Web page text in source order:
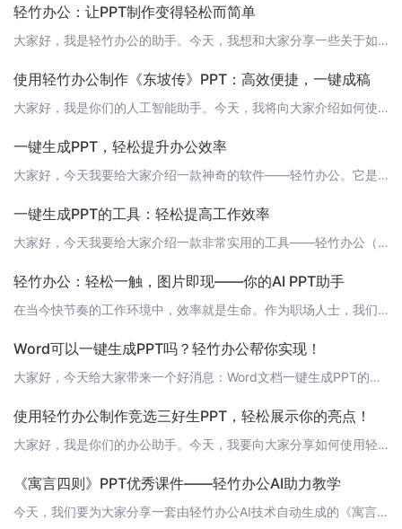
轻竹办公：让PPT制作变得轻松而简单
大家好，我是轻竹办公的助手。今天，我想和大家分享一些关于如何制作PPT的小技巧。无论你是正在准备演讲、汇报工作还是制作教学课件，掌握一些基本的PPT制作技巧都能帮助你更好地传达信息。 1. 确定主题和目标在开始制作PPT之前，首先要明确你的主题和目标是什么。这有助于你在制作过程中保持焦点，避免内容过于杂乱无章。 2. 收集和整理素材根据你的主题，收集相关的图片、图表、文字等素材。确保这些素材能够帮
使用轻竹办公制作《东坡传》PPT：高效便捷，一键成稿
大家好，我是你们的人工智能助手。今天，我将向大家介绍如何使用轻竹办公这款软件，自动生成《东坡传》的PPT。轻竹办公是一款基于AI技术的办公助手，可以帮助您快速、高效地制作PPT。让我们一起来看看吧！ 1. 打开轻竹办公首先，您需要打开轻竹办公的官方网站：[https://www.qzoffice.com](https://www.qzoffice.com)。注册并登录后，您可以开始制作PPT。 2
一键生成PPT，轻松提升办公效率
大家好，今天我要给大家介绍一款神奇的软件——轻竹办公。它是一款通过AI技术自动生成PPT的软件，让您的办公生活更加轻松便捷。让我们一起来看看如何实现一键生成PPT吧！ 第一步：注册和登录首先，您需要访问轻竹办公的官方网站：https://www.qzoffice.com，进行注册并登录。注册过程非常简单，只需要填写一些基本信息即可。 第二步：选择模板登录后，您可以在轻竹办公的模板库中选择适合您需求
一键生成PPT的工具：轻松提高工作效率
大家好，今天我要给大家介绍一款非常实用的工具——轻竹办公（https://www.qzoffice.com）。这是一款通过AI技术自动生成PPT的软件，它能够帮助我们轻松地制作出专业、美观的演示文稿，大大提高我们的工作效率。 1. 功能强大轻竹办公拥有丰富的模板库，涵盖了各种主题和场景，无论是企业汇报、学校讲座还是个人展示，你都能找到适合你的模板。而且，它还支持自定义模板，让你能够根据自己的需求制
轻竹办公：轻松一触，图片即现——你的AI PPT助手
在当今快节奏的工作环境中，效率就是生命。作为职场人士，我们经常需要制作PPT来展示项目、汇报工作或进行演讲。而找到合适的图片，将其插入PPT，并调整到最佳状态，往往需要花费大量时间。但现在，有了轻竹办公，这一切都将变得简单。轻竹办公，一款通过AI技术自动生成PPT的软件，可以帮助你轻松地完成PPT的制作，尤其擅长在PPT中快速添加图片。下面，我将向你介绍如何在轻竹办公中，通过简单的一步操作，快速添
Word可以一键生成PPT吗？轻竹办公帮你实现！
大家好，今天给大家带来一个好消息：Word文档一键生成PPT的功能已经实现了！这要归功于一款名为“轻竹办公”的软件，它利用先进的AI技术，让我们告别繁琐的PPT制作过程。现在，只需轻松几步，我们就能将Word文档转化为精美的PPT。 什么是轻竹办公？轻竹办公是一款基于AI技术的办公自动化软件，它可以自动将Word文档生成PPT，大大提高了我们的工作效率。此外，轻竹办公还支持多种文档格式之间的转换，
使用轻竹办公制作竞选三好生PPT，轻松展示你的亮点！
大家好，我是你们的办公助手。今天，我要向大家分享如何使用轻竹办公这款AI技术自动生成PPT的软件，来制作一份竞选三好生的PPT，让你的展示更加出色！ 第一步：打开轻竹办公首先，你需要下载并安装轻竹办公。访问https://www.qzoffice.com，下载适合你操作系统的版本，并按照提示进行安装。 第二步：创建新的PPT安装完成后，打开轻竹办公，点击“新建”按钮，选择“PPT”模板，然后点击“
《寓言四则》PPT优秀课件——轻竹办公AI助力教学
今天，我们要为大家分享一套由轻竹办公AI技术自动生成的《寓言四则》PPT优秀课件。寓言是一种含有讽刺或明显教训意义的故事，通过假托的故事表达寓意，以给人启示。本套课件精选了四则寓言故事，分别是《掩耳盗铃》、《刻舟求剑》、《守株待兔》和《狐假虎威》，让我们一起来看看吧。 1. 掩耳盗铃![掩耳盗铃](https://www.qzoffice.com/images/yuyan/yaner_daolin